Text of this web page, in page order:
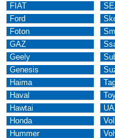
FIAT
Ford
Foton
GAZ
Geely
Genesis
Haima
Haval
Hawtai
Honda
Hummer